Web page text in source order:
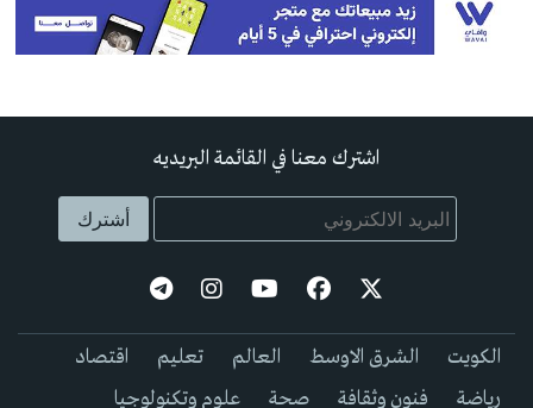
اشترك معنا في القائمة البريديه
الكويت الشرق الاوسط العالم تعليم
اقتصاد
رياضة
فنون وثقافة صحة علوم وتكنولوجيا